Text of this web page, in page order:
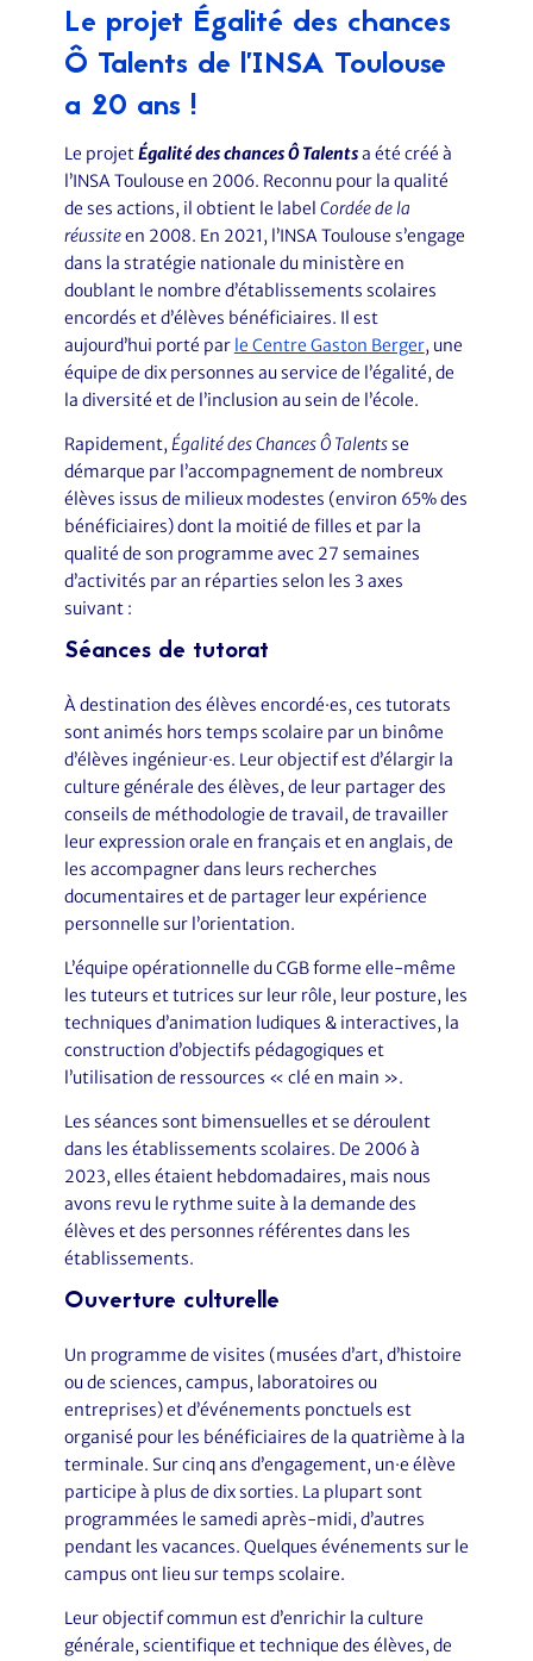
Le projet Égalité des chances
Ô Talents de l’INSA Toulouse
a 20 ans !
Le projetÉgalité des chances Ô Talentsa été créé à
l’INSA Toulouse en 2006. Reconnu pour la qualité
de ses actions, il obtient le label Cordée de la
réussiteen 2008. En 2021, l’INSA Toulouse s’engage
dans la stratégie nationale du ministère en
doublant le nombre d’établissements scolaires
encordés et d’élèves bénéficiaires. Il est
aujourd’hui porté par le Centre Gaston Berger, une
équipe de dix personnes au service de l’égalité, de
la diversité et de l’inclusion au sein de l’école.
Rapidement, Égalité des Chances Ô Talentsse
démarque par l’accompagnement de nombreux
élèves issus de milieux modestes (environ 65% des
bénéficiaires) dont la moitié de filles et par la
qualité de son programme avec 27 semaines
d’activités par an réparties selon les 3 axes
suivant :
Séances de tutorat
À destination des élèves encordé·es, ces tutorats
sont animés hors temps scolaire par un binôme
d’élèves ingénieur·es. Leur objectif est d’élargir la
culture générale des élèves, de leur partager des
conseils de méthodologie de travail, de travailler
leur expression orale en français et en anglais, de
les accompagner dans leurs recherches
documentaires et de partager leur expérience
personnelle sur l’orientation.
L’équipe opérationnelle du CGB forme elle-même
les tuteurs et tutrices sur leur rôle, leur posture, les
techniques d’animation ludiques & interactives, la
construction d’objectifs pédagogiques et
l’utilisation de ressources « clé en main ».
Les séances sont bimensuelles et se déroulent
dans les établissements scolaires. De 2006 à
2023, elles étaient hebdomadaires, mais nous
avons revu le rythme suite à la demande des
élèves et des personnes référentes dans les
établissements.
Ouverture culturelle
Un programme de visites (musées d’art, d’histoire
ou de sciences, campus, laboratoires ou
entreprises) et d’événements ponctuels est
organisé pour les bénéficiaires de la quatrième à la
terminale. Sur cinq ans d’engagement, un·e élève
participe à plus de dix sorties. La plupart sont
programmées le samedi après-midi, d’autres
pendant les vacances. Quelques événements sur le
campus ont lieu sur temps scolaire.
Leur objectif commun est d’enrichir la culture
générale, scientifique et technique des élèves, de